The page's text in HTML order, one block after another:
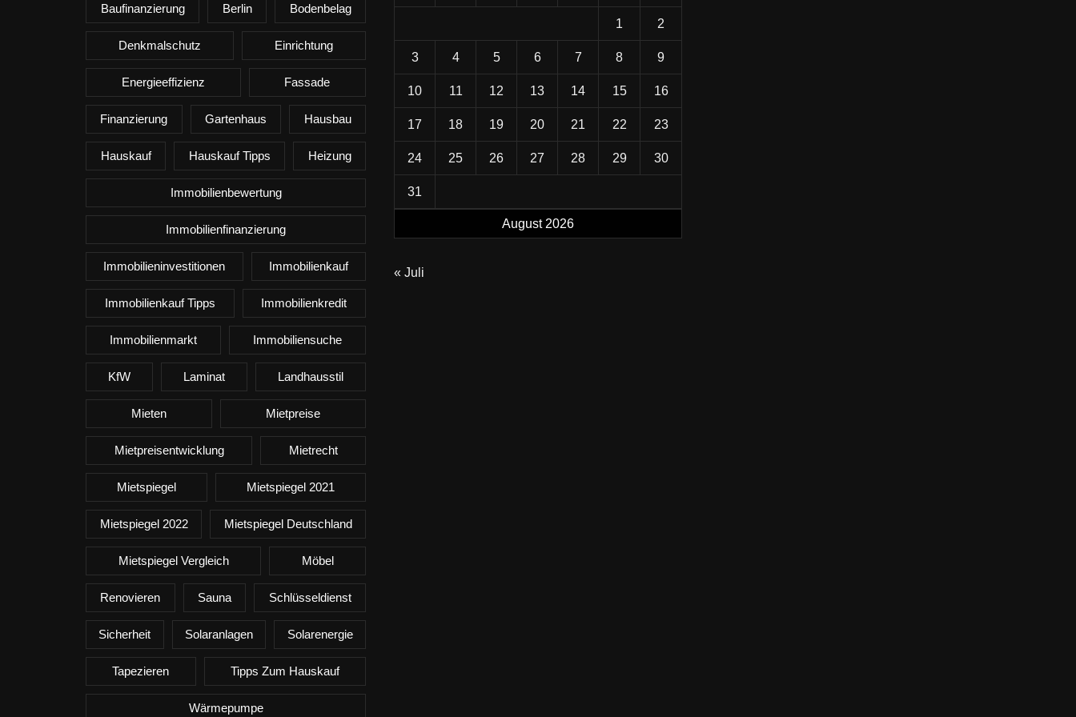
Baufinanzierung Berlin Bodenbelag
Denkmalschutz Einrichtung
Energieeffizienz Fassade
Finanzierung Gartenhaus Hausbau
Hauskauf Hauskauf Tipps Heizung
Immobilienbewertung
Immobilienfinanzierung
Immobilieninvestitionen Immobilienkauf
Immobilienkauf Tipps Immobilienkredit
Immobilienmarkt Immobiliensuche
KfW Laminat Landhausstil
Mieten Mietpreise
Mietpreisentwicklung Mietrecht
Mietspiegel Mietspiegel 2021
Mietspiegel 2022 Mietspiegel Deutschland
Mietspiegel Vergleich Möbel
Renovieren Sauna Schlüsseldienst
Sicherheit Solaranlagen Solarenergie
Tapezieren Tipps Zum Hauskauf
Wärmepumpe
August 2026
1 2
3 4 5 6 7 8 9
10 11 12 13 14 15 16
17 18 19 20 21 22 23
24 25 26 27 28 29 30
31
« Juli